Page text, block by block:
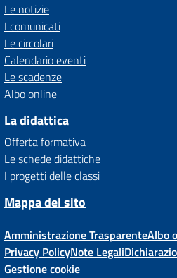
Le notizie
I comunicati
Le circolari
Calendario eventi
Le scadenze
Albo online
La didattica
Offerta formativa
Le schede didattiche
I progetti delle classi
Mappa del sito
Amministrazione TrasparenteAlbo
Privacy PolicyNote Legali
Gestione cookie